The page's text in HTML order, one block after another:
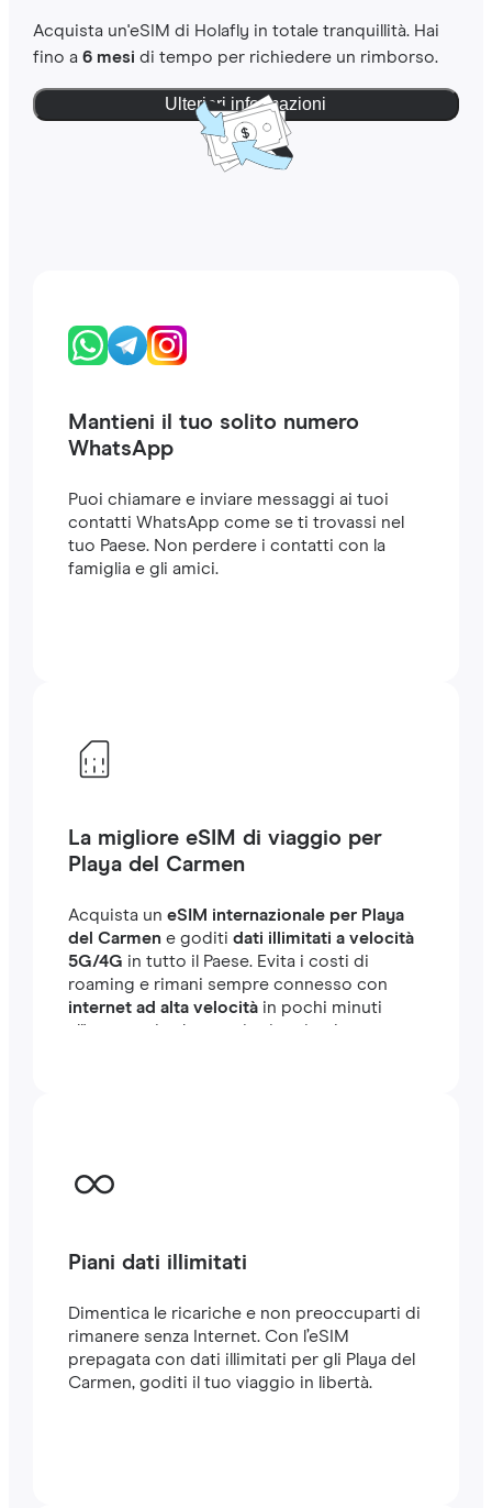
Acquista un'eSIM di Holafly in totale tranquillità. Hai
fino a 6 mesi di tempo per richiedere un rimborso.
Ulteriori informazioni
Mantieni il tuo solito numero
WhatsApp
Puoi chiamare e inviare messaggi ai tuoi
contatti WhatsApp come se ti trovassi nel
tuo Paese. Non perdere i contatti con la
famiglia e gli amici.
La migliore eSIM di viaggio per
Playa del Carmen
Acquista un eSIM internazionale per Playa
del Carmene goditi dati illimitati a velocità
5G/4G in tutto il Paese. Evita i costi di
roaming e rimani sempre connesso con
internet ad alta velocitàin pochi minuti
all'estero, sia che tu stia viaggiando o
Piani dati illimitati
Dimentica le ricariche e non preoccuparti di
rimanere senza Internet. Con l’eSIM
prepagata con dati illimitati per gli Playa del
Carmen, goditi il tuo viaggio in libertà.